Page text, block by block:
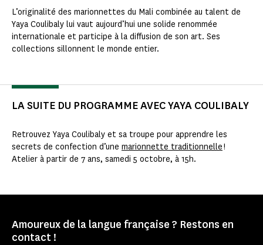
L’originalité des marionnettes du Mali combinée au talent de
Yaya Coulibaly lui vaut aujourd’hui une solide renommée
internationale et participe à la diffusion de son art. Ses
collections sillonnent le monde entier.
LA SUITE DU PROGRAMME AVEC YAYA COULIBALY
Retrouvez Yaya Coulibaly et sa troupe pour apprendre les
secrets de confection d’une marionnette traditionnelle!
Atelier à partir de 7 ans, samedi 5 octobre, à 15h.
Amoureux de la langue française ? Restons en
contact !